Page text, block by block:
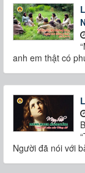
anh em thật có
Người đã nói với